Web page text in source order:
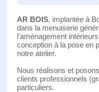
AR BOIS, implantée à
dans la menuiserie
l'aménagement
conception à la pose en
notre atelier.
Nous réalisons et
clients professionnels
particuliers.